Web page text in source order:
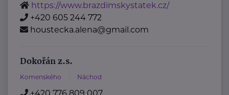
https://www.brazdimskystatek.cz/
+420 605 244 772
houstecka.alena@gmail.com
Dokořán z.s.
Komenského Náchod